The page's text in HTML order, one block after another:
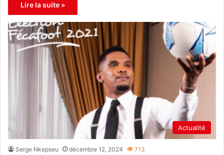
Lire la suite »
Actualité
Serge Nkepseu décembre 12, 2024 713